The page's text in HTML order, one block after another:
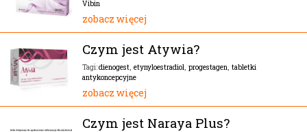
Vibin
zobacz więcej
Czym jest Atywia?
Tagi:dienogest, etynyloestradiol, progestagen, tabletki
antykoncepcyjne
zobacz więcej
Czym jest Naraya Plus?